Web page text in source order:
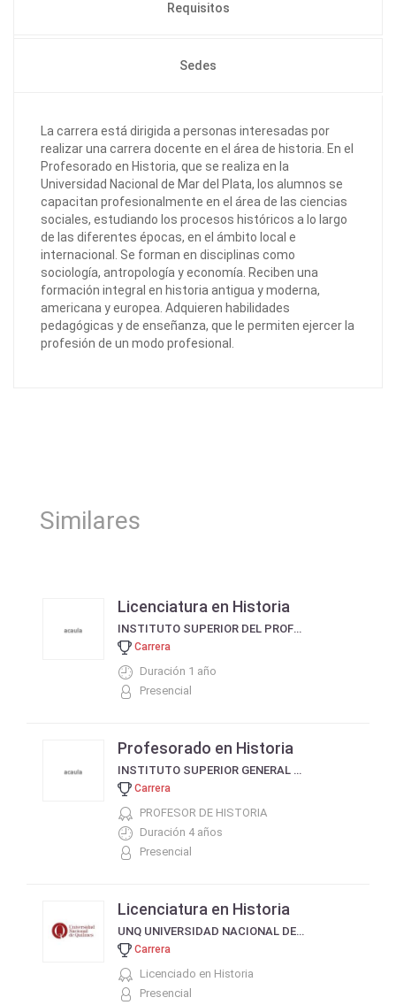
Requisitos
Sedes
La carrera está dirigida a personas interesadas por
realizar una carrera docente en el área de historia. En el
Profesorado en Historia, que se realiza en la
Universidad Nacional de Mar del Plata, los alumnos se
capacitan profesionalmente en el área de las ciencias
sociales, estudiando los procesos históricos a lo largo
de las diferentes épocas, en el ámbito local e
internacional. Se forman en disciplinas como
sociología, antropología y economía. Reciben una
formación integral en historia antigua y moderna,
americana y europea. Adquieren habilidades
pedagógicas y de enseñanza, que le permiten ejercer la
profesión de un modo profesional.
Similares
Licenciatura en Historia
INSTITUTO SUPERIOR DEL PROFESORADO DON ORIONE, UNIDAD EDUCATIVA PRIVADA N° 55 - PCIA R. SAENZ PEÑA
Carrera
Duración 1 año
Presencial
Profesorado en Historia
INSTITUTO SUPERIOR GENERAL MARTÍN MIGUEL DE GÜEMES
Carrera
PROFESOR DE HISTORIA
Duración 4 años
Presencial
Licenciatura en Historia
UNQ UNIVERSIDAD NACIONAL DE QUILMES
Carrera
Licenciado en Historia
Presencial